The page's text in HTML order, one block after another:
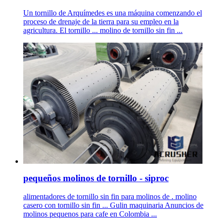
Un tornillo de Arquímedes es una máquina comenzando el
proceso de drenaje de la tierra para su empleo en la
agricultura. El tornillo ... molino de tornillo sin fin ...
pequeños molinos de tornillo - siproc
alimentadores de tornillo sin fin para molinos de . molino
casero con tornillo sin fin ... Gulin maquinaria Anuncios de
molinos pequenos para cafe en Colombia ...